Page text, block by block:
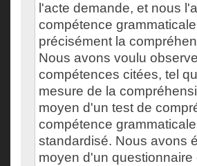
l'acte demande, et nous
compétence
précisément la
Nous avons voulu
compétences citées, tel
mesure de la
moyen d'un test de
compétence
standardisé. Nous avons
moyen d'un